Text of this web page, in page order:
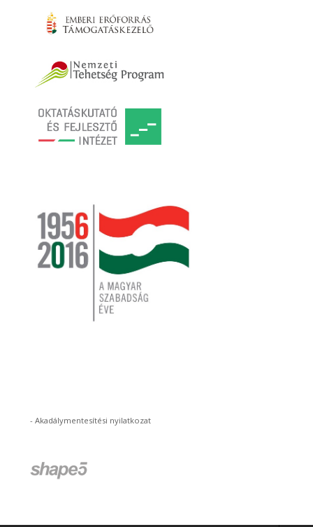
-Akadálymentesítési nyilatkozat